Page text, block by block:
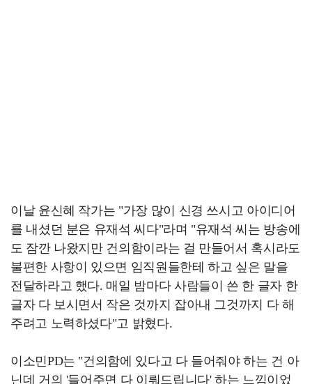
이날 윤신혜 작가는 "가장 많이 신경 쓰시고 아이디어
를 내셨던 분은 유재석 씨다"라며 "유재석 씨는 방송에
도 잠깐 나왔지만 건의함이라는 걸 만들어서 혹시라도
불편한 사항이 있으면 임직원들한테 하고 싶은 말을
전달하라고 했다. 매일 밤마다 사람들이 쓴 한 글자 한
글자 다 보시면서 작은 것까지 잡아내 그것까지 다 해
주려고 노력하셨다"고 밝혔다.
이소민PD는 "건의함에 있다고 다 들어줘야 하는 건 아
닌데 거의 '들어주면 다 이뤄드립니다' 하는 느낌이었